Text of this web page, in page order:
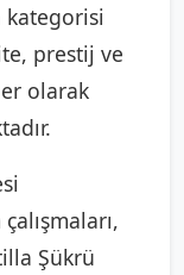
kategorisi
prestij ve
olarak
Şükrü